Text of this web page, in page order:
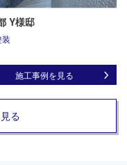
Y様邸
施工事例を見る
る